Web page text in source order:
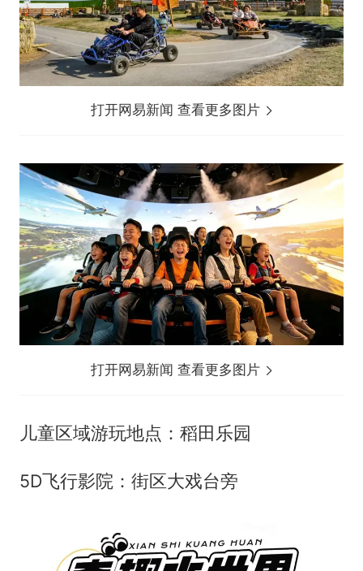
打开网易新闻 查看更多图片
打开网易新闻 查看更多图片
儿童区域游玩地点：稻田乐园
5D飞行影院：街区大戏台旁